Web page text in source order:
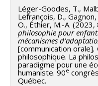
Léger-Goodes, T.,
Lefrançois, D.,
O., Éthier, M.-A. (2023,
philosophie pour
mécanismes
[communication orale].
philosophique. La
paradigme pour une
humaniste. 90e
Québec.